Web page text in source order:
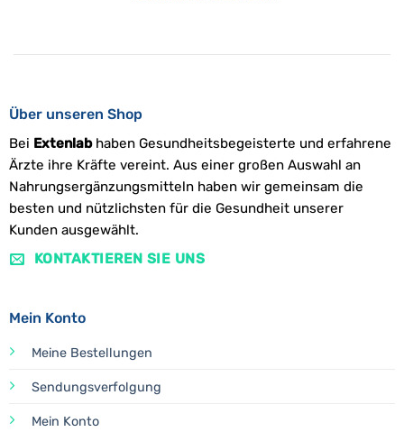
Über unseren Shop
Bei Extenlabhaben Gesundheitsbegeisterte und erfahrene
Ärzte ihre Kräfte vereint. Aus einer großen Auswahl an
Nahrungsergänzungsmitteln haben wir gemeinsam die
besten und nützlichsten für die Gesundheit unserer
Kunden ausgewählt.
KONTAKTIEREN SIE UNS
Mein Konto
Meine Bestellungen
Sendungsverfolgung
Mein Konto